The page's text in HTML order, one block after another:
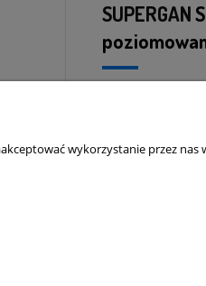
SUPERGAN
mobil:+48 697 690
wykorzystanie przez nas